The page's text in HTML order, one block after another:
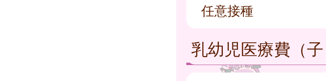
任意接種
乳幼児医療費（